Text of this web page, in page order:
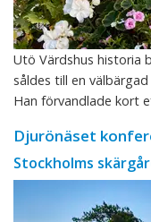
Utö Värdshus historia
såldes till en välbärgad
Han förvandlade kort
Djurönäset
Stockholms